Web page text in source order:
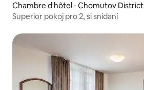
Chambre d'hôtel ⋅ Chomutov District
Superior pokoj pro 2, si snídaní